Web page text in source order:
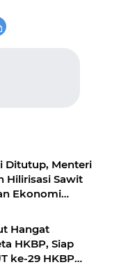
Ditutup, Menteri
Hilirisasi Sawit
Ekonomi
Hangat
HKBP, Siap
ke-29 HKBP